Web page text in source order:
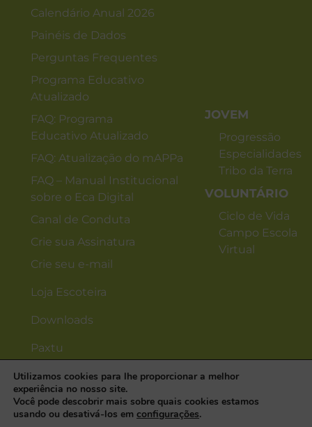
Calendário Anual 2026
Painéis de Dados
Perguntas Frequentes
Programa Educativo
Atualizado
FAQ: Programa
Educativo Atualizado
FAQ: Atualização do mAPPa
FAQ – Manual Institucional
sobre o Eca Digital
Canal de Conduta
Crie sua Assinatura
Crie seu e-mail
Loja Escoteira
Downloads
Paxtu
JOVEM
Progressão
Especialidades
Tribo da Terra
VOLUNTÁRIO
Ciclo de Vida
Campo Escola
Virtual
Utilizamos cookies para lhe proporcionar a melhor
experiência no nosso site.
Você pode descobrir mais sobre quais cookies estamos
usando ou desativá-los em configurações.